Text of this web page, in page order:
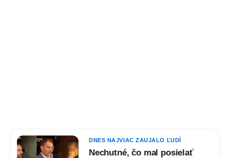
DNES NAJVIAC ZAUJALO ĽUDÍ
Nechutné, čo mal posielať